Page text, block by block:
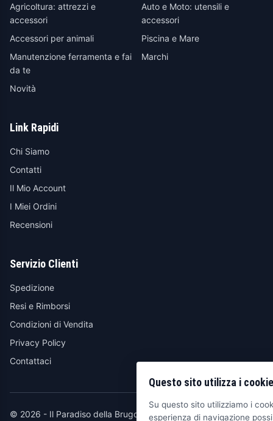
Agricoltura: attrezzi e
accessori
Auto e Moto: utensili e
accessori
Accessori per animali
Piscina e Mare
Manutenzione ferramenta e fai
da te
Marchi
Novità
Link Rapidi
Chi Siamo
Contatti
Il Mio Account
I Miei Ordini
Recensioni
Servizio Clienti
Spedizione
Resi e Rimborsi
Condizioni di Vendita
Privacy Policy
Contattaci
© 2026 - Il Paradiso della Brugola
Questo sito utilizza i cookie
Su questo sito utilizziamo i
esperienza di navigazione